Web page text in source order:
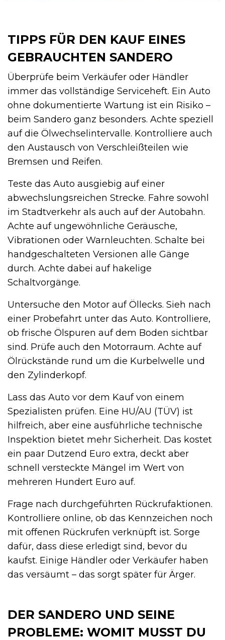
TIPPS FÜR DEN KAUF EINES
GEBRAUCHTEN SANDERO
Überprüfe beim Verkäufer oder Händler
immer das vollständige Serviceheft. Ein Auto
ohne dokumentierte Wartung ist ein Risiko –
beim Sandero ganz besonders. Achte speziell
auf die Ölwechselintervalle. Kontrolliere auch
den Austausch von Verschleißteilen wie
Bremsen und Reifen.
Teste das Auto ausgiebig auf einer
abwechslungsreichen Strecke. Fahre sowohl
im Stadtverkehr als auch auf der Autobahn.
Achte auf ungewöhnliche Geräusche,
Vibrationen oder Warnleuchten. Schalte bei
handgeschalteten Versionen alle Gänge
durch. Achte dabei auf hakelige
Schaltvorgänge.
Untersuche den Motor auf Öllecks. Sieh nach
einer Probefahrt unter das Auto. Kontrolliere,
ob frische Ölspuren auf dem Boden sichtbar
sind. Prüfe auch den Motorraum. Achte auf
Ölrückstände rund um die Kurbelwelle und
den Zylinderkopf.
Lass das Auto vor dem Kauf von einem
Spezialisten prüfen. Eine HU/AU (TÜV) ist
hilfreich, aber eine ausführliche technische
Inspektion bietet mehr Sicherheit. Das kostet
ein paar Dutzend Euro extra, deckt aber
schnell versteckte Mängel im Wert von
mehreren Hundert Euro auf.
Frage nach durchgeführten Rückrufaktionen.
Kontrolliere online, ob das Kennzeichen noch
mit offenen Rückrufen verknüpft ist. Sorge
dafür, dass diese erledigt sind, bevor du
kaufst. Einige Händler oder Verkäufer haben
das versäumt – das sorgt später für Ärger.
DER SANDERO UND SEINE
PROBLEME: WOMIT MUSST DU